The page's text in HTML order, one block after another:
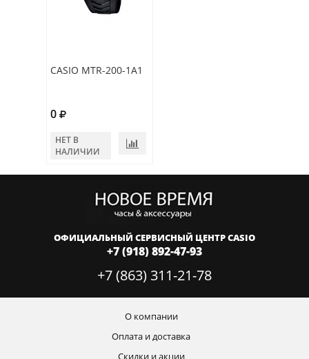
CASIO MTR-200-1A1
0
НЕТ В
НАЛИЧИИ
ОФИЦИАЛЬНЫЙ СЕРВИСНЫЙ ЦЕНТР CASIO
+7 (918) 892-47-93
+7 (863) 311-21-78
О компании
Оплата и доставка
Скидки и акции